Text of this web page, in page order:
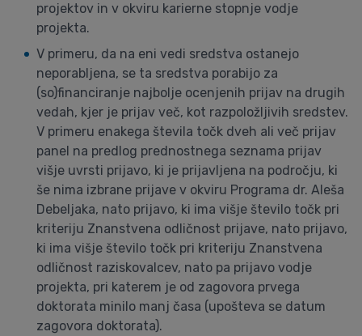
projektov in v okviru karierne stopnje vodje
projekta.
V primeru, da na eni vedi sredstva ostanejo
neporabljena, se ta sredstva porabijo za
(so)financiranje najbolje ocenjenih prijav na drugih
vedah, kjer je prijav več, kot razpoložljivih sredstev.
V primeru enakega števila točk dveh ali več prijav
panel na predlog prednostnega seznama prijav
višje uvrsti prijavo, ki je prijavljena na področju, ki
še nima izbrane prijave v okviru Programa dr. Aleša
Debeljaka, nato prijavo, ki ima višje število točk pri
kriteriju Znanstvena odličnost prijave, nato prijavo,
ki ima višje število točk pri kriteriju Znanstvena
odličnost raziskovalcev, nato pa prijavo vodje
projekta, pri katerem je od zagovora prvega
doktorata minilo manj časa (upošteva se datum
zagovora doktorata).